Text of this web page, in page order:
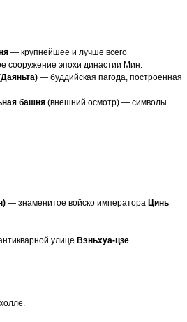
— крупнейшее и лучше всего
сооружение эпохи династии Мин.
— буддийская пагода, построенная
башня (внешний осмотр) — символы
— знаменитое войско императора Цинь
улице Вэньхуа-цзе.